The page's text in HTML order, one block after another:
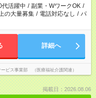
代活躍中 / 副業・WワークOK /
の大量募集 / 電話対応なし / パ
詳細へ
ビス事業部 （医療福祉介護関連）
掲載日：2026.08.06